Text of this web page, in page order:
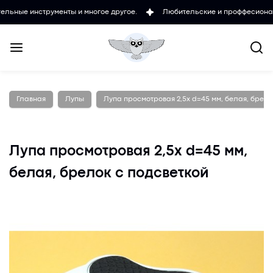
и многое другое. Любительские и проффесиональные
Главная Лупы Лупа просмотровая 2,5х d=45 мм, белая,
Лупа просмотровая 2,5х d=45 мм,
белая, брелок с подсветкой